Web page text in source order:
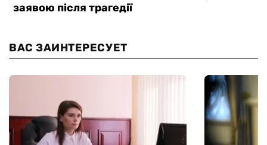
ВАС ЗАИНТЕРЕСУЕТ